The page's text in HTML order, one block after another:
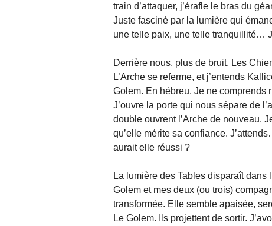
train d’attaquer, j’érafle le bras du
Juste fasciné par la lumière qui
une telle paix, une telle tranquillité…
Derrière nous, plus de bruit. Les
L’Arche se referme, et j’entends
Golem. En hébreu. Je ne comprends
J’ouvre la porte qui nous sépare de
double ouvrent l’Arche de nouveau.
qu’elle mérite sa confiance.
aurait elle réussi ?
La lumière des Tables disparaît dans
Golem et mes deux (ou trois)
transformée. Elle semble apaisée,
Le Golem. Ils projettent de sortir.